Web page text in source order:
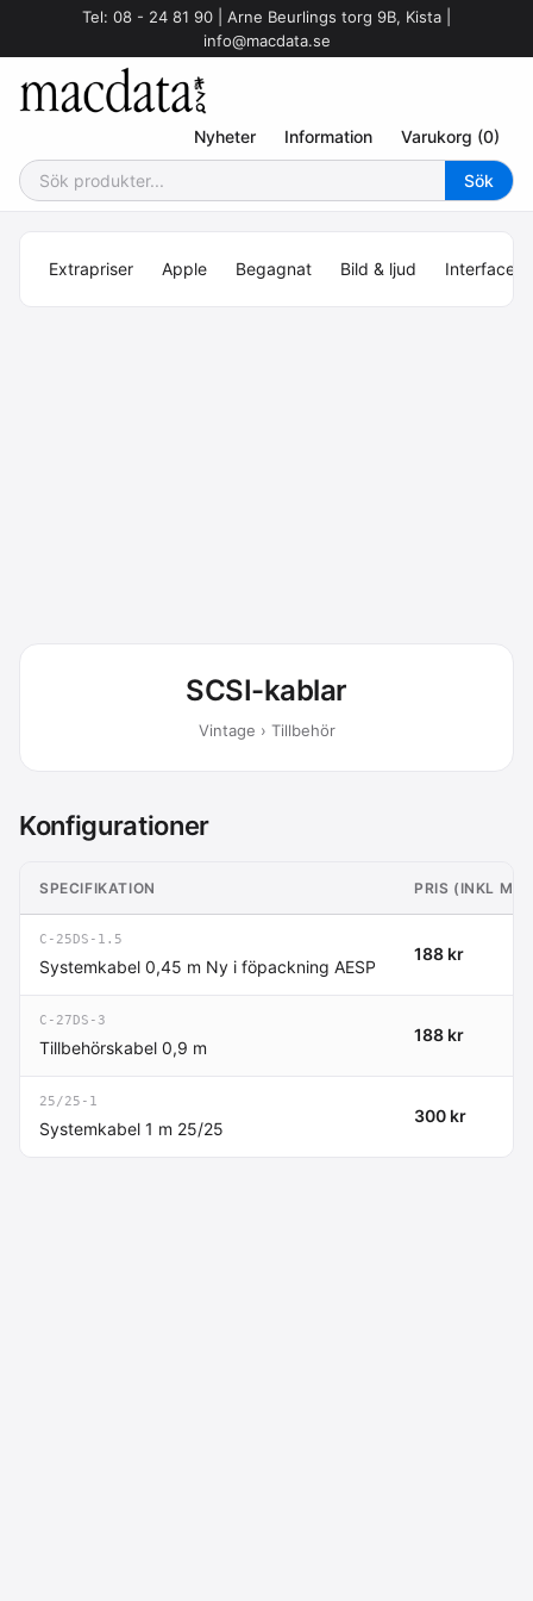
Tel: 08 - 24 81 90 | Arne Beurlings torg 9B, Kista |
info@macdata.se
Nyheter Information Varukorg (0)
Extrapriser Apple Begagnat Bild & ljud Interface
SCSI-kablar
Vintage › Tillbehör
Konfigurationer
SPECIFIKATION PRIS (INKL
C-25DS-1.5
Systemkabel 0,45 m Ny i föpackning AESP
188 kr
C-27DS-3
Tillbehörskabel 0,9 m
188 kr
25/25-1
Systemkabel 1 m 25/25
300 kr